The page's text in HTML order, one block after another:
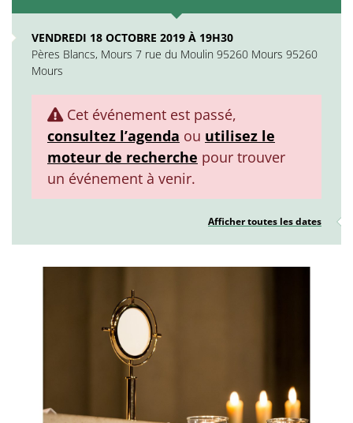
VENDREDI 18 OCTOBRE 2019 À 19H30
Pères Blancs, Mours 7 rue du Moulin 95260 Mours 95260
Mours
Cet événement est passé,
consultez l’agenda ou utilisez le
moteur de recherche pour trouver
un événement à venir.
Afficher toutes les dates